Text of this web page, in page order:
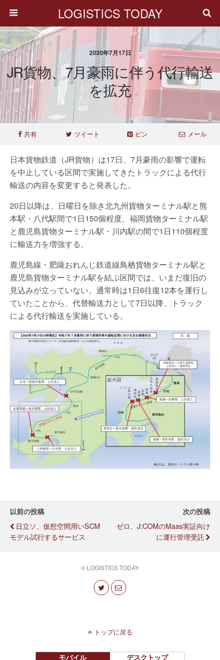
LOGISTICS TODAY
2020年7月17日
JR貨物、7月豪雨に伴う代行輸送
を拡充
共有 ツイート ピン メール
日本貨物鉄道（JR貨物）は17日、7月豪雨の影響で運転
を中止している区間で実施してきたトラックによる代行
輸送の内容を変更すると発表した。
20日以降は、日曜日を除き北九州貨物ターミナル駅と熊
本駅・八代駅間で1日150個程度、福岡貨物ターミナル駅
と鹿児島貨物ターミナル駅・川内駅の間で1日110個程度
に輸送力を増強する。
鹿児島線・肥薩おれんじ鉄道線鳥栖貨物ターミナル駅と
鹿児島貨物ターミナル駅を結ぶ区間では、いまだ復旧の
見込みが立っていない。通常時は1日6往復12本を運行し
ていたことから、代替輸送力として7日以降、トラック
による代行輸送を実施している。
以前の投稿
日立ソ、仮想空間用いSCM
モデル試行するサービス
次の投稿
ゼロ、J:COMのMaas実証向け
に運行管理受託
© LOGISTICS TODAY
トップに戻る
モバイル デスクトップ